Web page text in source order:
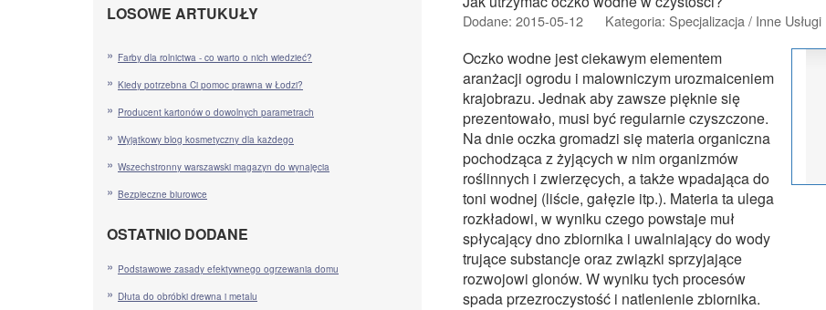
Dodane: 2015-05-12 Kategoria: Specjalizacja / Inne Usługi
Oczko wodne jest ciekawym elementem
aranżacji ogrodu i malowniczym urozmaiceniem
krajobrazu. Jednak aby zawsze pięknie się
prezentowało, musi być regularnie czyszczone.
Na dnie oczka gromadzi się materia organiczna
pochodząca z żyjących w nim organizmów
roślinnych i zwierzęcych, a także wpadająca do
toni wodnej (liście, gałęzie itp.). Materia ta ulega
rozkładowi, w wyniku czego powstaje muł
spłycający dno zbiornika i uwalniający do wody
trujące substancje oraz związki sprzyjające
rozwojowi glonów. W wyniku tych procesów
spada przezroczystość i natlenienie zbiornika.
LOSOWE ARTUKUŁY
Farby dla rolnictwa - co warto o nich wiedzieć?
Kiedy potrzebna Ci pomoc prawna w Łodzi?
Producent kartonów o dowolnych parametrach
Wyjątkowy blog kosmetyczny dla każdego
Wszechstronny warszawski magazyn do wynajęcia
Bezpieczne biurowce
OSTATNIO DODANE
Podstawowe zasady efektywnego ogrzewania domu
Dłuta do obróbki drewna i metalu